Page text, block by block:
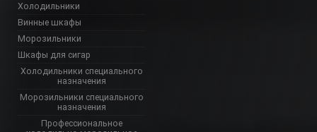
Холодильники
Винные шкафы
Морозильники
Шкафы для сигар
Холодильники специального
назначения
Морозильники специального
назначения
Профессиональное